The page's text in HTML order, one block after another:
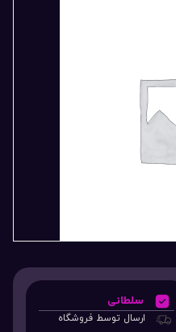
سلطانی
ارسال توسط فروشگاه